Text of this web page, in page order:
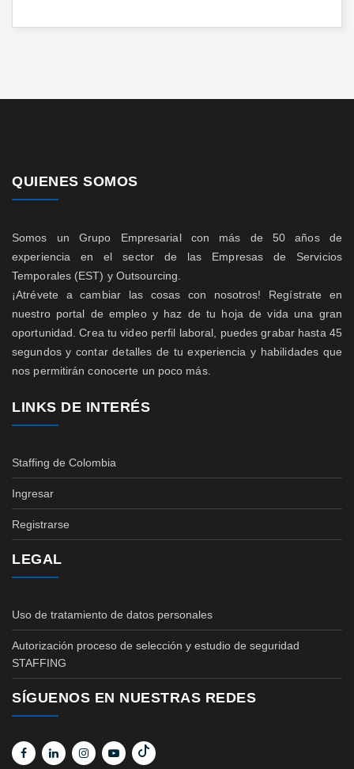
QUIENES SOMOS
Somos un Grupo Empresarial con más de 50 años de
experiencia en el sector de las Empresas de Servicios
Temporales (EST) y Outsourcing.
¡Atrévete a cambiar las cosas con nosotros! Regístrate en
nuestro portal de empleo y haz de tu hoja de vida una gran
oportunidad. Crea tu video perfil laboral, puedes grabar hasta 45
segundos y contar detalles de tu experiencia y habilidades que
nos permitirán conocerte un poco más.
LINKS DE INTERÉS
Staffing de Colombia
Ingresar
Registrarse
LEGAL
Uso de tratamiento de datos personales
Autorización proceso de selección y estudio de seguridad
STAFFING
SÍGUENOS EN NUESTRAS REDES